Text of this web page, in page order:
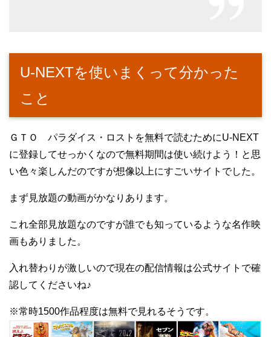
U-NEXTを使いまくって分かった
こと
ＧＴＯ パラダイス・ロストを無料で読むためにU-NEXT
に登録してせっかくなので無料期間は使い続けよう！と思
い色々楽しんだのですが想像以上にすごいサイトでした。
まず見放題の動画がかなりあります。
これ全部見放題なのですが誰でも知っているような名作映
画もありました。
入れ替わりが激しいので現在の配信情報は公式サイトで確
認してくださいね♪
※常時1500作品程度は無料で見れるそうです。